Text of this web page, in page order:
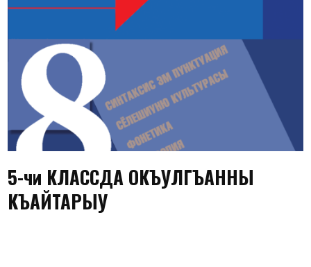
5-чи КЛАССДА ОКЪУЛГЪАННЫ
КЪАЙТАРЫУ